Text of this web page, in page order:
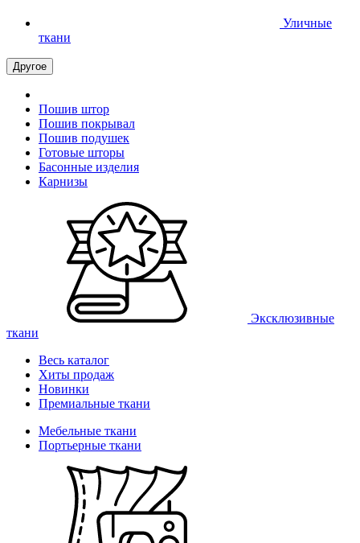
Уличные
ткани
Другое
Пошив штор
Пошив покрывал
Пошив подушек
Готовые шторы
Басонные изделия
Карнизы
Эксклюзивные
ткани
Весь каталог
Хиты продаж
Новинки
Премиальные ткани
Мебельные ткани
Портьерные ткани